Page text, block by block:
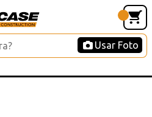
Usar Foto